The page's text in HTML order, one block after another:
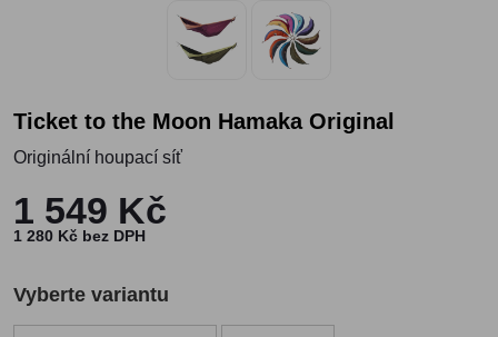
Ticket to the Moon Hamaka Original
Originální houpací síť
1 549 Kč
1 280 Kč bez DPH
Vyberte variantu